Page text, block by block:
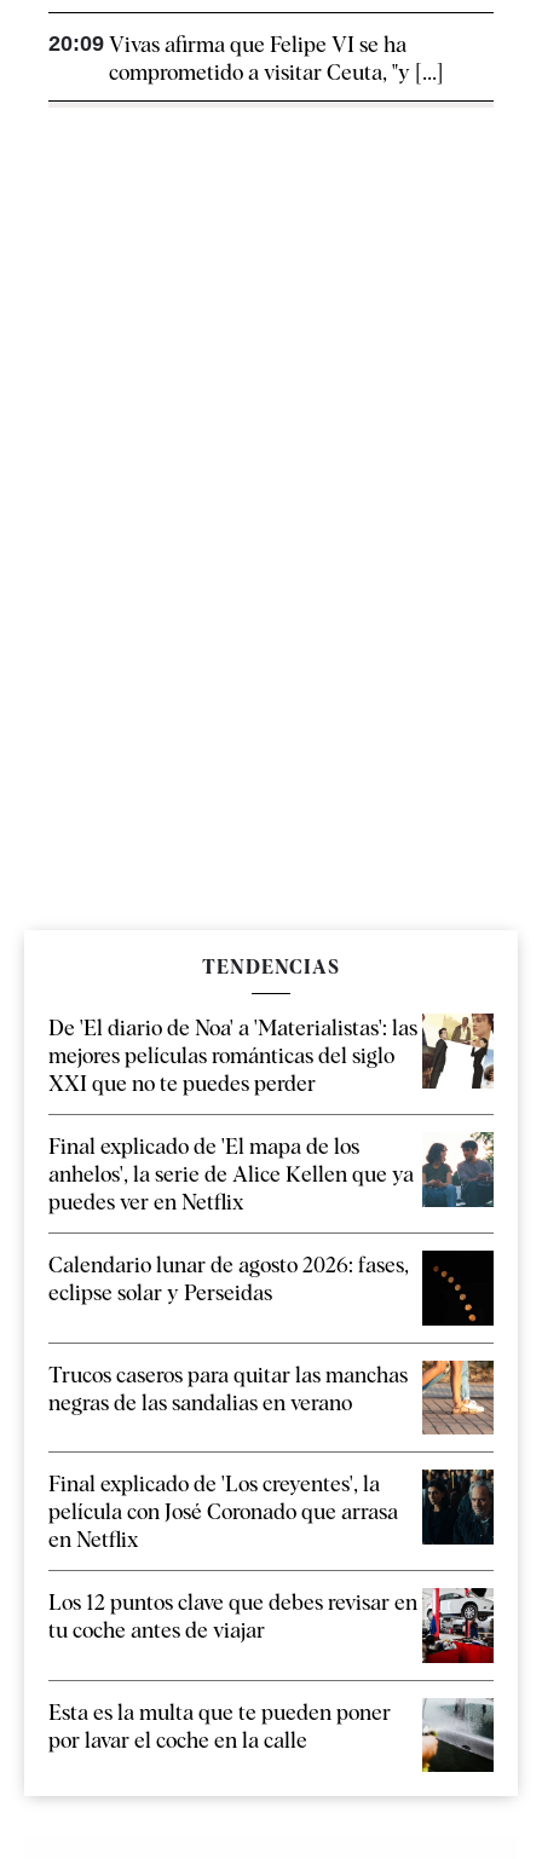
20:09 Vivas afirma que Felipe VI se ha
comprometido a visitar Ceuta, "y [...]
TENDENCIAS
De 'El diario de Noa' a 'Materialistas': las
mejores películas románticas del siglo
XXI que no te puedes perder
Final explicado de 'El mapa de los
anhelos', la serie de Alice Kellen que ya
puedes ver en Netflix
Calendario lunar de agosto 2026: fases,
eclipse solar y Perseidas
Trucos caseros para quitar las manchas
negras de las sandalias en verano
Final explicado de 'Los creyentes', la
película con José Coronado que arrasa
en Netflix
Los 12 puntos clave que debes revisar en
tu coche antes de viajar
Esta es la multa que te pueden poner
por lavar el coche en la calle